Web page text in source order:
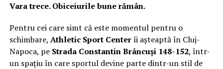
Vara trece. Obiceiurile bune rămân.
Pentru cei care simt că este momentul pentru o
schimbare, Athletic Sport Centerîi așteaptă în Cluj-
Napoca, pe Strada Constantin Brâncuși 148-152, într-
un spațiu în care sportul devine parte dintr-un stil de